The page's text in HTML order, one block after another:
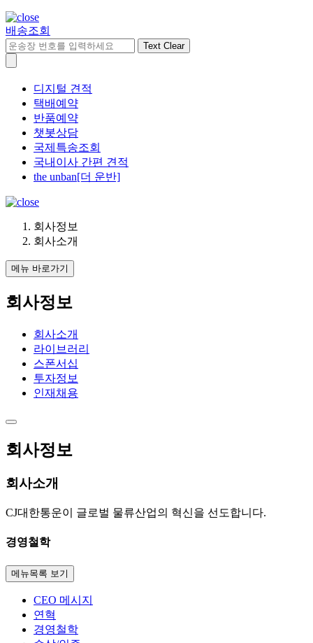
배송조회
Text Clear
디지털 견적
택배예약
반품예약
챗봇상담
국제특송조회
국내이사 간편 견적
the unban[더 운반]
회사정보
회사소개
메뉴 바로가기
회사정보
회사소개
라이브러리
스폰서십
투자정보
인재채용
회사정보
회사소개
CJ대한통운이 글로벌 물류산업의 혁신을 선도합니다.
경영철학
메뉴목록 보기
CEO 메시지
연혁
경영철학